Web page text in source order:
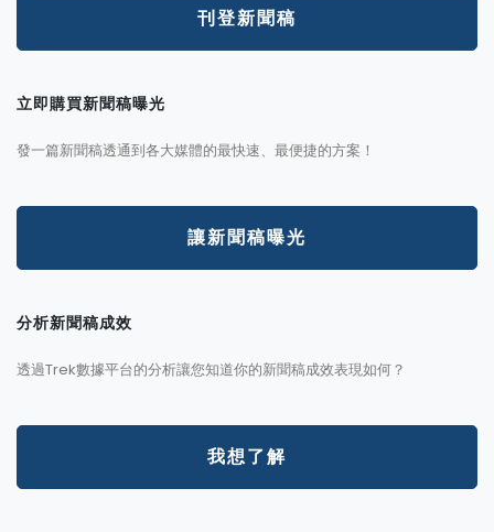
刊登新聞稿
立即購買新聞稿曝光
發一篇新聞稿透通到各大媒體的最快速、最便捷的方案！
讓新聞稿曝光
分析新聞稿成效
透過Trek數據平台的分析讓您知道你的新聞稿成效表現如何？
我想了解